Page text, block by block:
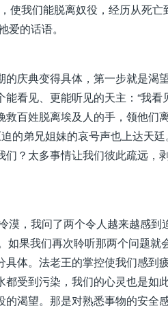
使我们能脱离奴役，经历从死
的话语。
庆典变得具体，第一步就是渴
看见、更能听见的天主：“我
百姓脱离埃及人的手，领他们
的弟兄姐妹的哀号声也上达天
？太多事情让我们彼此疏远，
，我问了两个令人越来越感到
如果我们再次聆听那两个问题
体。法老王的掌控使我们感到
受到污染，我们的心灵也是如
渴望。那是对熟悉事物的安全